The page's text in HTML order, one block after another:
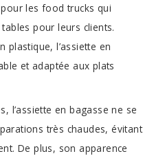
les food trucks qui
pour leurs clients.
plastique, l’assiette en
et adaptée aux plats
l’assiette en bagasse ne se
très chaudes, évitant
De plus, son apparence